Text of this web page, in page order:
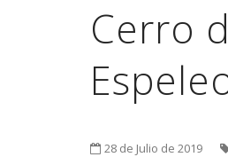
Cerro
28 de Julio de 2019